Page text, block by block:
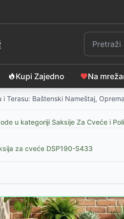
Kupi Zajedno Na
i Terasu: Baštenski Nameštaj,
u kategoriji Saksije Za Cveće i
za cveće DSP190-S433
Ø16xV15 cm, tamno zelena
x V16 cm, badem-1399RSD